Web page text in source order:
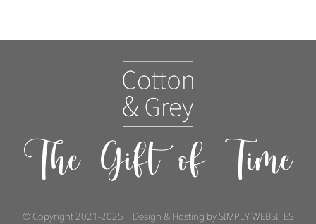
The Gift of Time
© Copyright 2021-2025 | Design & Hosting by SIMPLY WEBSITES